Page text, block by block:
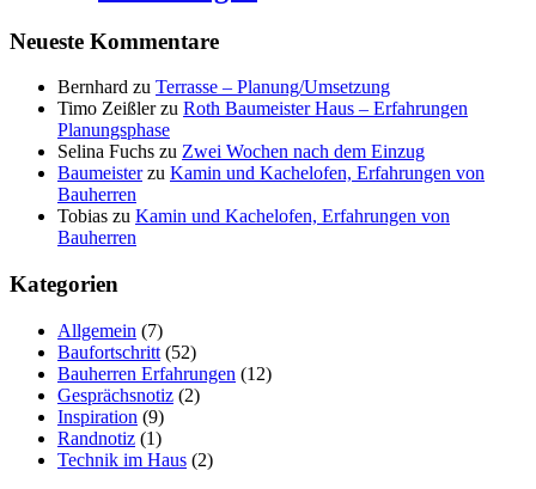
Neueste Kommentare
Bernhard zu Terrasse – Planung/Umsetzung
Timo Zeißlerzu Roth Baumeister Haus – Erfahrungen
Planungsphase
Selina Fuchs zu Zwei Wochen nach dem Einzug
Baumeisterzu Kamin und Kachelofen, Erfahrungen von
Bauherren
Tobias zu Kamin und Kachelofen, Erfahrungen von
Bauherren
Kategorien
Allgemein (7)
Baufortschritt (52)
Bauherren Erfahrungen (12)
Gesprächsnotiz (2)
Inspiration (9)
Randnotiz (1)
Technik im Haus (2)